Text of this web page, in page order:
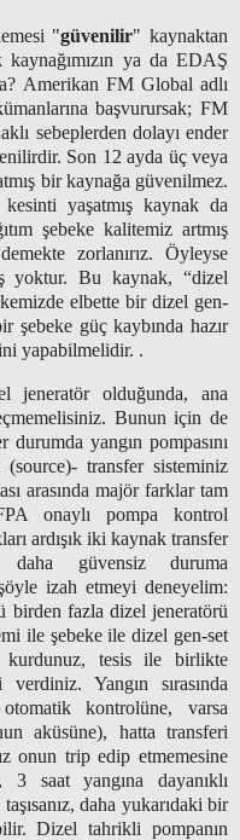
"güvenilir" kaynaktan
ya da EDAŞ
Amerikan FM Global adlı
başvurursak; FM
sebeplerden dolayı ender
Son 12 ayda üç veya
bir kaynağa güvenilmez.
yaşatmış kaynak da
şebeke kalitemiz artmış
zorlanırız. Öyleyse
yoktur. Bu kaynak, “dizel
elbette bir dizel gen-
şebeke güç kaybında hazır
yapabilmelidir. .
jeneratör olduğunda, ana
Bunun için de
yangın pompasını
transfer sisteminiz
arasında majör farklar tam
onaylı pompa kontrol
ardışık iki kaynak transfer
daha güvensiz duruma
izah etmeyi deneyelim:
birden fazla dizel jeneratörü
ile şebeke ile dizel gen-set
kurdunuz, tesis ile birlikte
Yangın sırasında
kontrolüne, varsa
aküsüne), hatta transferi
onun trip edip etmemesine
3 saat yangına dayanıklı
daha yukarıdaki bir
Dizel tahrikli pompanın